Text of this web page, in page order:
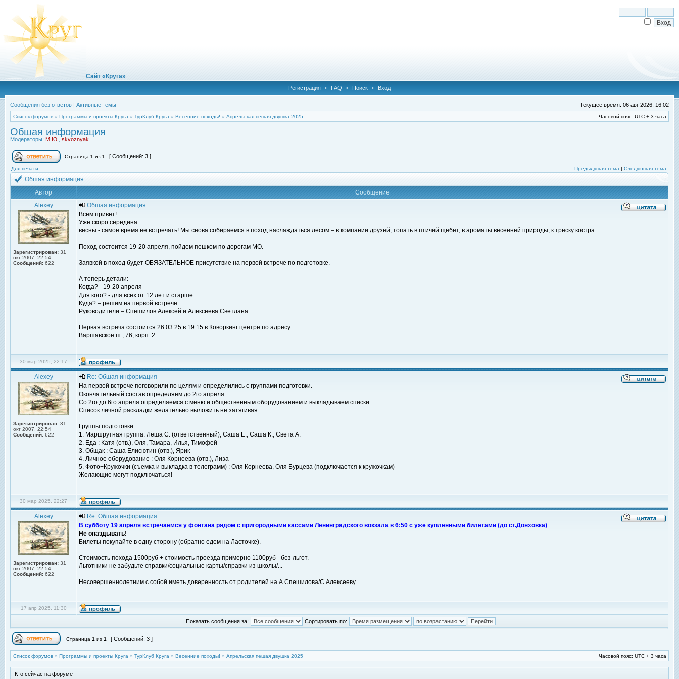
Сайт «Круга»
Регистрация • FAQ • Поиск • Вход
Сообщения без ответов | Активные темы Текущее время: 06 авг 2026, 16:02
Список форумов » Программы и проекты Круга » ТурКлуб Круга » Весенние походы! » Апрельская пешая двушка 2025 Часовой пояс: UTC + 3 часа
Обшая информация
Модераторы: М.Ю. ,skvoznyak
Страница 1 из 1 [ Сообщений: 3 ]
Для печати Предыдущая тема | Следующая тема
Обшая информация
Автор
Сообщение
Alexey
Зарегистрирован: 31
окт 2007, 22:54
Сообщений: 622
Обшая информация
Всем привет!
Уже скоро середина
весны - самое время ее встречать! Мы снова собираемся в поход наслаждаться лесом – в компании друзей, топать в птичий щебет, в ароматы весенней природы, к треску костра.
Поход состоится 19-20 апреля, пойдем пешком по дорогам МО.
Заявкой в поход будет ОБЯЗАТЕЛЬНОЕ присутствие на первой встрече по подготовке.
А теперь детали:
Когда? - 19-20 апреля
Для кого? - для всех от 12 лет и старше
Куда? – решим на первой встрече
Руководители – Спешилов Алексей и Алексеева Светлана
Первая встреча состоится 26.03.25 в 19:15 в Коворкинг центре по адресу
Варшавское ш., 76, корп. 2.
30 мар 2025, 22:17
Alexey
Зарегистрирован: 31
окт 2007, 22:54
Сообщений: 622
Re: Обшая информация
На первой встрече поговорили по целям и определились с группами подготовки.
Окончательный состав определяем до 2го апреля.
Со 2го до 6го апреля определяемся с меню и общественным оборудованием и выкладываем списки.
Список личной раскладки желательно выложить не затягивая.
Группы подготовки:
1. Маршрутная группа: Лёша С. (ответственный), Саша Е., Саша К., Света А.
2. Еда : Катя (отв.), Оля, Тамара, Илья, Тимофей
3. Общак : Саша Елисютин (отв.), Ярик
4. Личное оборудование : Оля Корнеева (отв.), Лиза
5. Фото+Кружочки (съемка и выкладка в телеграмм) : Оля Корнеева, Оля Бурцева (подключается к кружочкам)
Желающие могут подключаться!
30 мар 2025, 22:27
Alexey
Зарегистрирован: 31
окт 2007, 22:54
Сообщений: 622
Re: Обшая информация
В субботу 19 апреля встречаемся у фонтана рядом с пригородными кассами Ленинградского вокзала в 6:50 с уже купленными билетами (до ст.Донховка)
Не опаздывать!
Билеты покупайте в одну сторону (обратно едем на Ласточке).
Стоимость похода 1500руб + стоимость проезда примерно 1100руб - без льгот.
Льготники не забудьте справки/социальные карты/справки из школы/...
Несовершеннолетним с собой иметь доверенность от родителей на А.Спешилова/С.Алексееву
17 апр 2025, 11:30
Показать сообщения за: Сортировать по:
Страница 1 из 1 [ Сообщений: 3 ]
Список форумов » Программы и проекты Круга » ТурКлуб Круга » Весенние походы! » Апрельская пешая двушка 2025 Часовой пояс: UTC + 3 часа
Кто сейчас на форуме